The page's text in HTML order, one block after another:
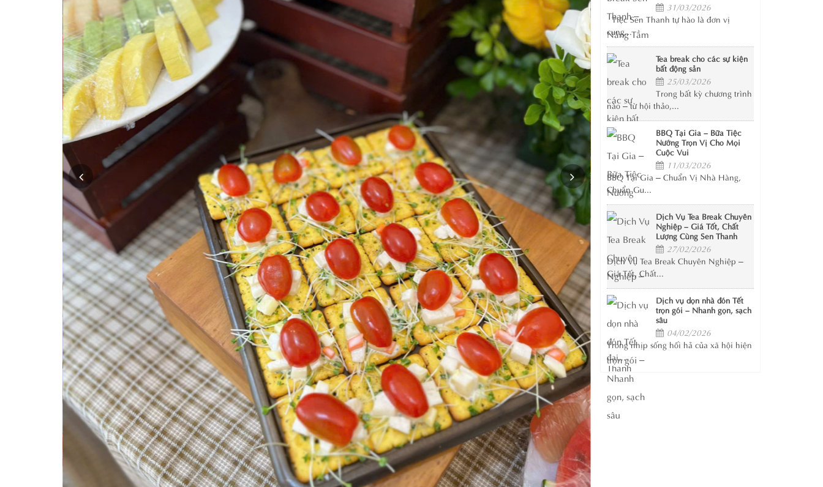
31/03/2026
Tiệc Sen Thanh tự hào là đơn vị
cung...
Tea break cho các sự kiện
bất động sản
25/03/2026
Trong bất kỳ chương trình
nào – từ hội thảo,...
BBQ Tại Gia – Bữa Tiệc
Nướng Trọn Vị Cho Mọi
Cuộc Vui
11/03/2026
BBQ Tại Gia – Chuẩn Vị Nhà Hàng,
Chuẩn Gu...
Dịch Vụ Tea Break Chuyên
Nghiệp – Giá Tốt, Chất
Lượng Cùng Sen Thanh
27/02/2026
Dịch Vụ Tea Break Chuyên Nghiệp –
Giá Tốt, Chất...
Dịch vụ dọn nhà đón Tết
trọn gói – Nhanh gọn, sạch
sâu
04/02/2026
Trong nhịp sống hối hả của xã hội hiện
đại,...